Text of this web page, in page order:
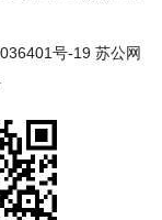
号-19 苏公网